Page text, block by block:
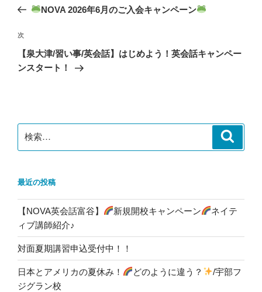
ビ
ゲ
ー
の
稿
NOVA 2026年6月のご入会キャンペーン
次
の
投
次
【泉大津/習い事/英会話】はじめよう！英会話キャンペー
ンスタート！
索:
最近の投稿
【NOVA英会話富谷】 新規開校キャンペーン
ネイテ
ィブ講師紹介♪
対面夏期講習申込受付中！！
日本とアメリカの夏休み！ どのように違う？
/宇部フ
ジグラン校